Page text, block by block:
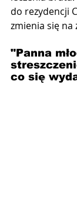
do rezydencji
zmienia się na
"Panna
co się